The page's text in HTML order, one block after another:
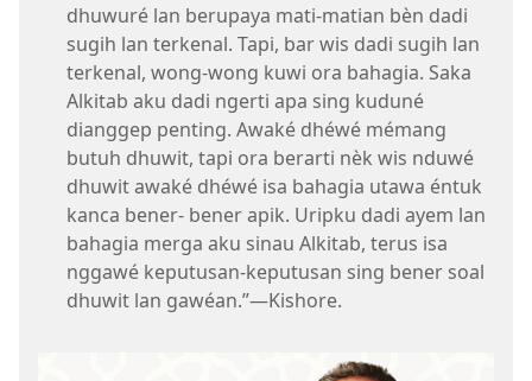
dhuwuré lan berupaya mati-matian bèn dadi
sugih lan terkenal. Tapi, bar wis dadi sugih lan
terkenal, wong-wong kuwi ora bahagia. Saka
Alkitab aku dadi ngerti apa sing kuduné
dianggep penting. Awaké dhéwé mémang
butuh dhuwit, tapi ora berarti nèk wis nduwé
dhuwit awaké dhéwé isa bahagia utawa éntuk
kanca bener- bener apik. Uripku dadi ayem lan
bahagia merga aku sinau Alkitab, terus isa
nggawé keputusan-keputusan sing bener soal
dhuwit lan gawéan.”​—Kishore.